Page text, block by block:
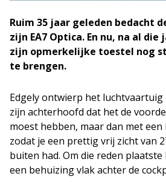
Ruim 35 jaar geleden bedacht
zijn EA7 Optica. En nu, na al
zijn opmerkelijke toestel nog
te brengen.
Edgely ontwierp het luchtvaartuig
zijn achterhoofd dat het de
moest hebben, maar dan met
zodat je een prettig vrij zicht van
buiten had. Om die reden
een behuizing vlak achter de